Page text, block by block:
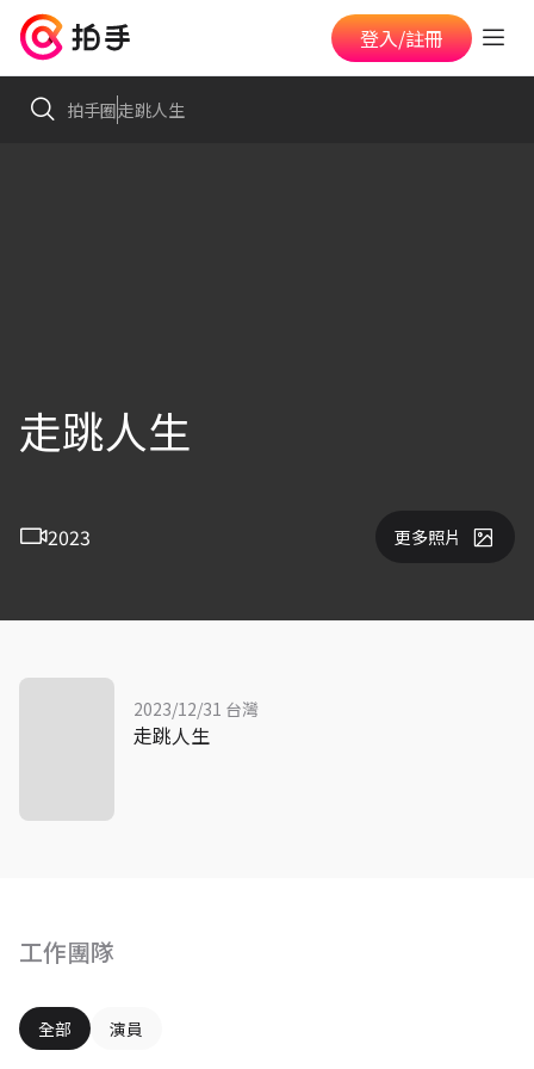
登入/註冊
拍手圈走跳人生
走跳人生
2023 更多照片
工作團隊
全部 演員
2023/12/31 台灣
走跳人生